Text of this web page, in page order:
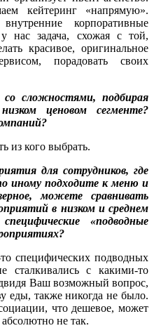
кейтеринг «напрямую».
корпоративные
нас задача, схожая с той,
красивое, оригинальное
порадовать своих
сложностями, подбирая
ценовом сегменте?
из кого выбрать.
для сотрудников, где
иному подходите к меню и
можете сравнивать
в низком и среднем
«подводные
специфических подводных
с какими-то
Ваш возможный вопрос,
еды, также никогда не было.
что дешевое, может
абсолютно не так.